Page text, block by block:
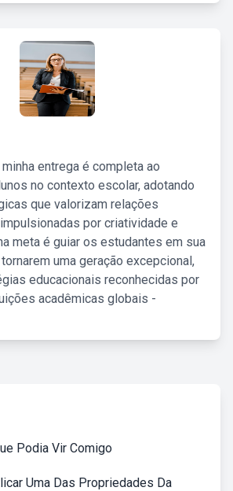
entrega é completa ao
no contexto escolar, adotando
que valorizam relações
por criatividade e
meta é guiar os estudantes em sua
uma geração excepcional,
educacionais reconhecidas por
acadêmicas globais -
Podia Vir Comigo
Uma Das Propriedades Da